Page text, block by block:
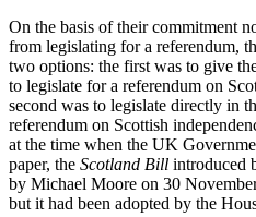
On the basis of their commitment
from legislating for a referendum,
two options: the first was to give
to legislate for a referendum on
second was to legislate directly in
referendum on Scottish
at the time when the UK
paper, the Scotland Bill introduced
by Michael Moore on 30
but it had been adopted by the